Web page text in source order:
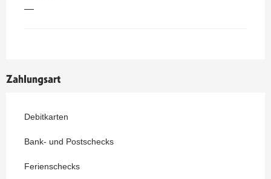
—
Zahlungsart
Debitkarten
Bank- und Postschecks
Ferienschecks